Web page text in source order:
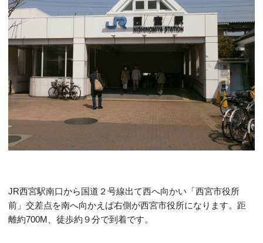
JR西宮駅南口から国道２号線出て西へ向かい「西宮市役所
前」交差点を南へ向かえば右側が西宮市役所になります。距
離約700M、徒歩約９分で到着です。